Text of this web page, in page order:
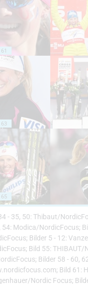
61
63
65
- 35, 50: Thibaut/
54: Modica/NordicFocus;
Bilder 5 - 12:
Bild 55: THIBAUT/
Bilder 58 - 60,
Bild 61:
Nordic Focus;